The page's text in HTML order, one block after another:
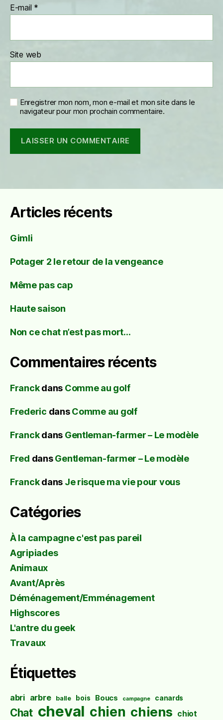
E-mail *
Site web
Enregistrer mon nom, mon e-mail et mon site dans le
navigateur pour mon prochain commentaire.
Articles récents
Gimli
Potager 2 le retour de la vengeance
Même pas cap
Haute saison
Non ce chat n’est pas mort…
Commentaires récents
Franckdans Comme au golf
Frederic dansComme au golf
Franckdans Gentleman-farmer – Le modèle
Fred dansGentleman-farmer – Le modèle
Franckdans Je risque ma vie pour vous
Catégories
À la campagne c'est pas pareil
Agripiades
Animaux
Avant/Après
Déménagement/Emménagement
Highscores
L'antre du geek
Travaux
Étiquettes
abri arbre balle bois Boucs campagne canards
Chat cheval chien chiens chiot